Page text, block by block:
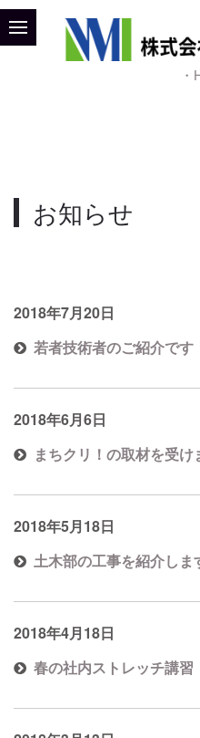
お知らせ
2018年7月20日
若者技術者のご紹介です
2018年6月6日
まちクリ！の取材を受け
2018年5月18日
土木部の工事を紹介しま
2018年4月18日
春の社内ストレッチ講習